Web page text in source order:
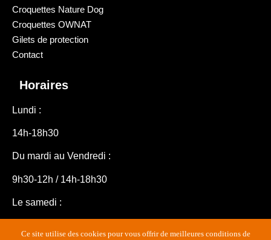
Croquettes Nature Dog
Croquettes OWNAT
Gilets de protection
Contact
Horaires
Lundi :
14h-18h30
Du mardi au Vendredi :
9h30-12h / 14h-18h30
Le samedi :
Ce site utilise des cookies pour vous offrir de meilleures conditions de